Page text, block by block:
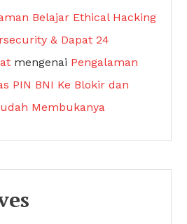
Belajar Ethical Hacking
& Dapat 24
mengenai Pengalaman
PIN BNI Ke Blokir dan
Membukanya